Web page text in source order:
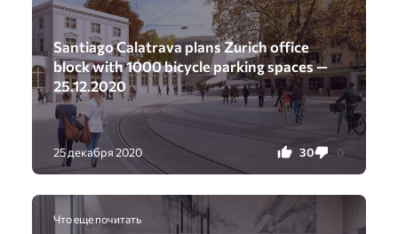
Santiago Calatrava plans Zurich office
block with 1000 bicycle parking spaces —
25.12.2020
25 декабря 2020 30 0
Что еще почитать